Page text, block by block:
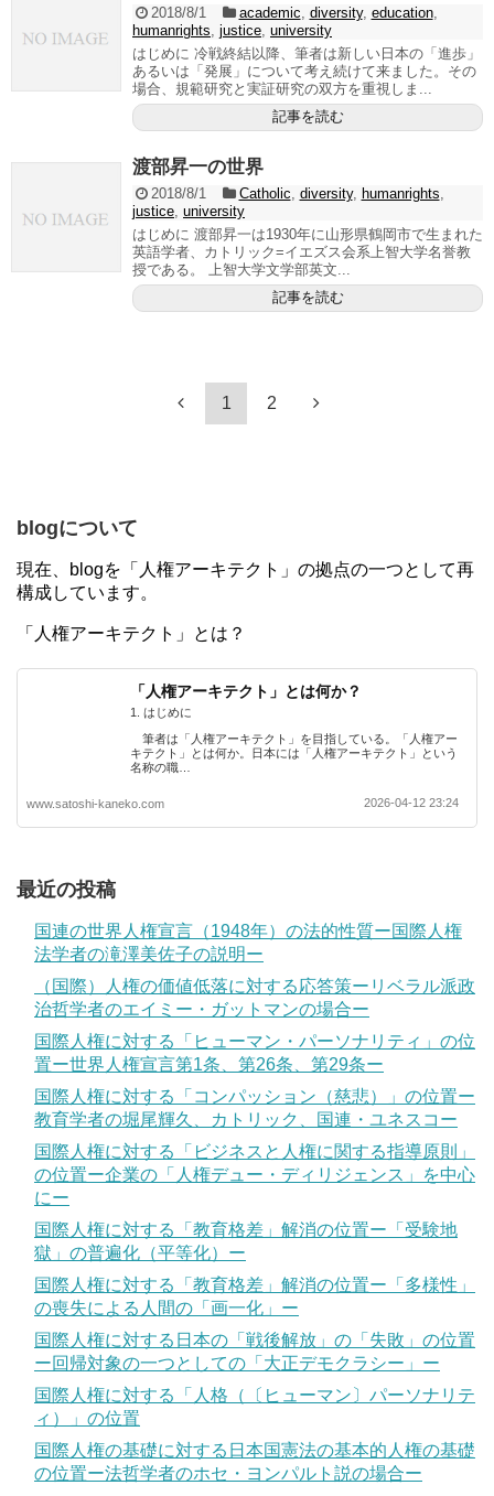
2018/8/1 academic, diversity, education,
humanrights, justice, university
はじめに 冷戦終結以降、筆者は新しい日本の「進歩」
あるいは「発展」について考え続けて来ました。その
場合、規範研究と実証研究の双方を重視しま...
記事を読む
渡部昇一の世界
2018/8/1 Catholic, diversity, humanrights,
justice, university
はじめに 渡部昇一は1930年に山形県鶴岡市で生まれた
英語学者、カトリック=イエズス会系上智大学名誉教
授である。 上智大学文学部英文...
記事を読む
1 2
blogについて
現在、blogを「人権アーキテクト」の拠点の一つとして再
構成しています。
「人権アーキテクト」とは？
「人権アーキテクト」とは何か？
1. はじめに
筆者は「人権アーキテクト」を目指している。「人権アー
キテクト」とは何か。日本には「人権アーキテクト」という
名称の職…
www.satoshi-kaneko.com 2026-04-12 23:24
最近の投稿
国連の世界人権宣言（1948年）の法的性質ー国際人権
法学者の滝澤美佐子の説明ー
（国際）人権の価値低落に対する応答策ーリベラル派政
治哲学者のエイミー・ガットマンの場合ー
国際人権に対する「ヒューマン・パーソナリティ」の位
置ー世界人権宣言第1条、第26条、第29条ー
国際人権に対する「コンパッション（慈悲）」の位置ー
教育学者の堀尾輝久、カトリック、国連・ユネスコー
国際人権に対する「ビジネスと人権に関する指導原則」
の位置ー企業の「人権デュー・ディリジェンス」を中心
にー
国際人権に対する「教育格差」解消の位置ー「受験地
獄」の普遍化（平等化）ー
国際人権に対する「教育格差」解消の位置ー「多様性」
の喪失による人間の「画一化」ー
国際人権に対する日本の「戦後解放」の「失敗」の位置
ー回帰対象の一つとしての「大正デモクラシー」ー
国際人権に対する「人格（〔ヒューマン〕パーソナリテ
ィ）」の位置
国際人権の基礎に対する日本国憲法の基本的人権の基礎
の位置ー法哲学者のホセ・ヨンパルト説の場合ー